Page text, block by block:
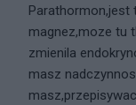
Parathormon,jest
magnez,moze tu
zmienila
masz